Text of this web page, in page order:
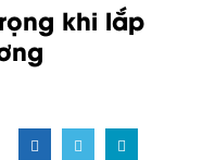
khi lắp